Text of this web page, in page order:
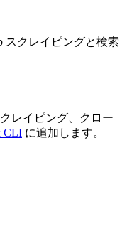
スクレイピングと検索
レイピング、クロー
CLI に追加します。